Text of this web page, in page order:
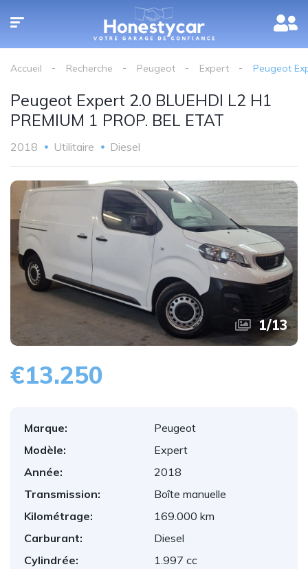
Accueil Recherche Peugeot Expert Peugeot
Peugeot Expert 2.0 BLUEHDI L2 H1
PREMIUM 1 PROP. BEL ETAT
2018 Utilitaire Diesel
1/13
€13.250
Marque:
Peugeot
Modèle:
Expert
Année:
2018
Transmission:
Boîte manuelle
Kilométrage:
169.000 km
Carburant:
Diesel
Cylindrée:
1.997 cc